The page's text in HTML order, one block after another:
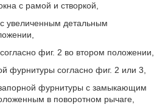
с рамой и створкой,
увеличенным детальным
фиг. 2 во втором положении,
фурнитуры согласно фиг. 2 или 3,
фурнитуры с замыкающим
в поворотном рычаге,